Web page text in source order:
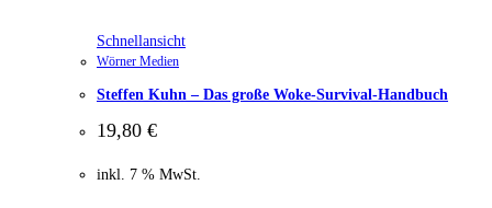
Schnellansicht
Wörner Medien
Steffen Kuhn – Das große Woke-Survival-Handbuch
19,80 €
inkl. 7 % MwSt.